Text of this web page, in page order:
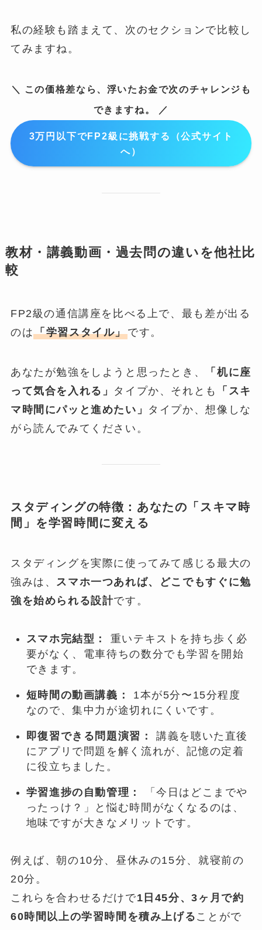
私の経験も踏まえて、次のセクションで比較し
てみますね。
＼ この価格差なら、浮いたお金で次のチャレンジも
できますね。 ／
3万円以下でFP2級に挑戦する（公式サイト
へ）
教材・講義動画・過去問の違いを他社比
較
FP2級の通信講座を比べる上で、最も差が出る
のは「学習スタイル」です。
あなたが勉強をしようと思ったとき、
「机に座
って気合を入れる」 タイプか、それとも
「スキ
マ時間にパッと進めたい」 タイプか、想像しな
がら読んでみてください。
スタディングの特徴：あなたの「スキマ時
間」を学習時間に変える
スタディングを実際に使ってみて感じる最大の
強みは、 スマホ一つあれば、どこでもすぐに勉
強を始められる設計です。
スマホ完結型：
重いテキストを持ち歩く必
要がなく、電車待ちの数分でも学習を開始
できます。
短時間の動画講義：
1本が5分〜15分程度
なので、集中力が途切れにくいです。
即復習できる問題演習：
講義を聴いた直後
にアプリで問題を解く流れが、記憶の定着
に役立ちました。
学習進捗の自動管理：
「今日はどこまでや
ったっけ？」と悩む時間がなくなるのは、
地味ですが大きなメリットです。
例えば、朝の10分、昼休みの15分、就寝前の
20分。
これらを合わせるだけで1日45分、3ヶ月で約
60時間以上の学習時間を積み上げる ことがで